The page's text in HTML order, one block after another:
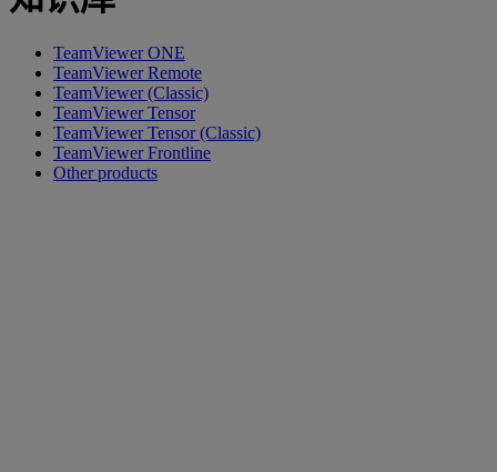
TeamViewer ONE
TeamViewer Remote
TeamViewer (Classic)
TeamViewer Tensor
TeamViewer Tensor (Classic)
TeamViewer Frontline
Other products